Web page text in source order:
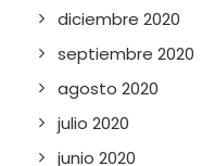
diciembre 2020
septiembre 2020
agosto 2020
julio 2020
junio 2020